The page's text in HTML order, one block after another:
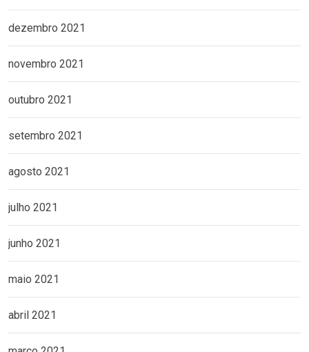
dezembro 2021
novembro 2021
outubro 2021
setembro 2021
agosto 2021
julho 2021
junho 2021
maio 2021
abril 2021